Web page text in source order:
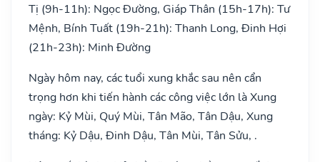
Tị (9h-11h): Ngọc Đường, Giáp Thân (15h-17h): Tư
Mệnh, Bính Tuất (19h-21h): Thanh Long, Đinh Hợi
(21h-23h): Minh Đường
Ngày hôm nay, các tuổi xung khắc sau nên cẩn
trọng hơn khi tiến hành các công việc lớn là Xung
ngày: Kỷ Mùi, Quý Mùi, Tân Mão, Tân Dậu, Xung
tháng: Kỷ Dậu, Đinh Dậu, Tân Mùi, Tân Sửu, .